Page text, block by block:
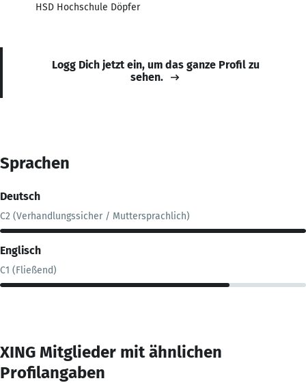
HSD Hochschule Döpfer
Logg Dich jetzt ein, um das ganze Profil zu
sehen.
Sprachen
Deutsch
C2 (Verhandlungssicher / Muttersprachlich)
Englisch
C1 (Fließend)
XING Mitglieder mit ähnlichen
Profilangaben